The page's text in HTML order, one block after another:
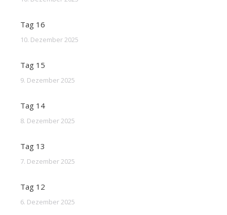
Tag 16
10. Dezember 2025
Tag 15
9. Dezember 2025
Tag 14
8. Dezember 2025
Tag 13
7. Dezember 2025
Tag 12
6. Dezember 2025